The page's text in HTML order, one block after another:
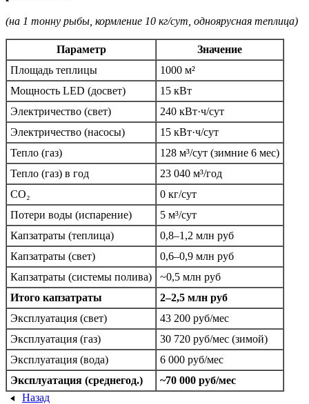
(на 1 тонну рыбы, кормление 10 кг/сут, одноярусная теплица)
Параметр
Значение
Площадь теплицы
1000 м²
Мощность LED (досвет)
15 кВт
Электричество (свет)
240 кВт·ч/сут
Электричество (насосы)
15 кВт·ч/сут
Тепло (газ)
128 м³/сут (зимние 6 мес)
Тепло (газ) в год
23 040 м³/год
CO₂
0 кг/сут
Потери воды (испарение)
5 м³/сут
Капзатраты (теплица)
0,8–1,2 млн руб
Капзатраты (свет)
0,6–0,9 млн руб
Капзатраты (системы полива)
~0,5 млн руб
Итого капзатраты
2–2,5 млн руб
Эксплуатация (свет)
43 200 руб/мес
Эксплуатация (газ)
30 720 руб/мес (зимой)
Эксплуатация (вода)
6 000 руб/мес
Эксплуатация (среднегод.)
~70 000 руб/мес
Назад